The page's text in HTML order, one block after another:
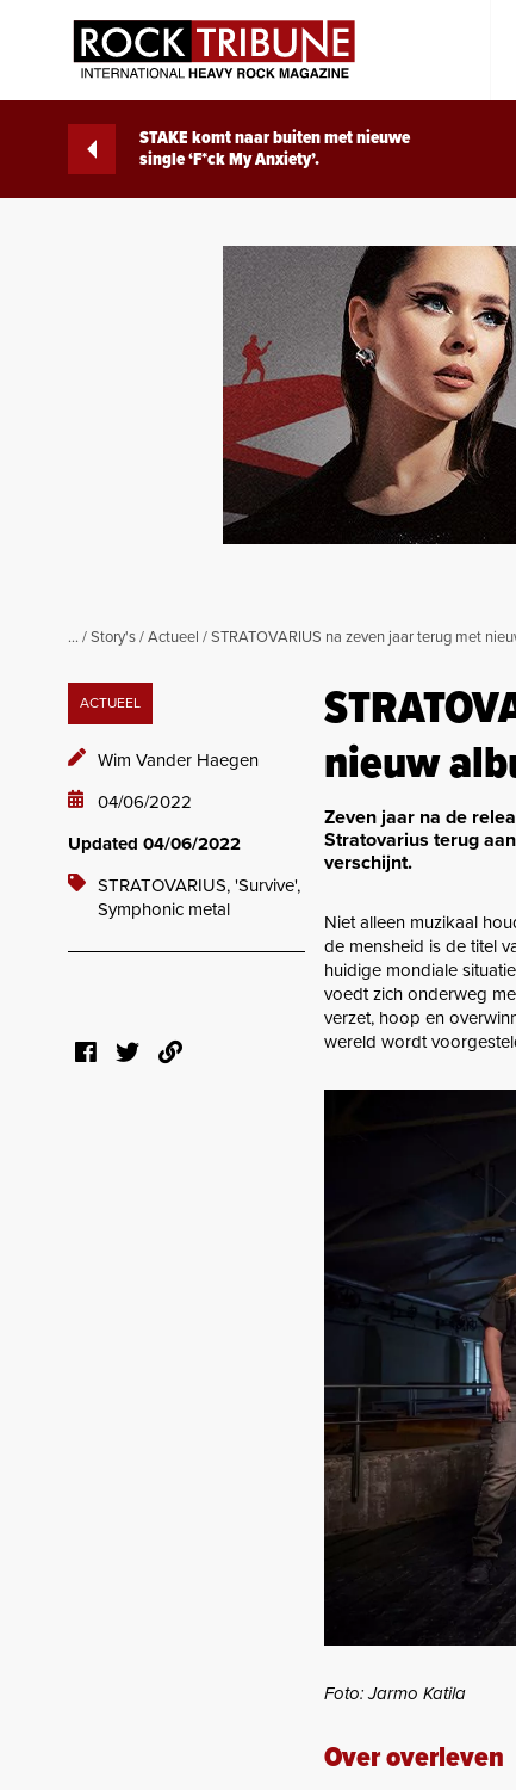
STAKE komt naar buiten met nieuwe
single ‘F*ck My Anxiety’.
... /Story's/Actueel /STRATOVARIUS na zeven jaar terug met
ACTUEEL
Wim Vander Haegen
04/06/2022
Updated 04/06/2022
STRATOVARIUS, 'Survive',
Symphonic metal
nieuw
Zeven jaar na de
Stratovarius terug
verschijnt.
Niet alleen muzikaal
de mensheid is de titel
huidige mondiale
voedt zich onderweg
verzet, hoop en
wereld wordt
Foto: Jarmo Katila
Over overleven